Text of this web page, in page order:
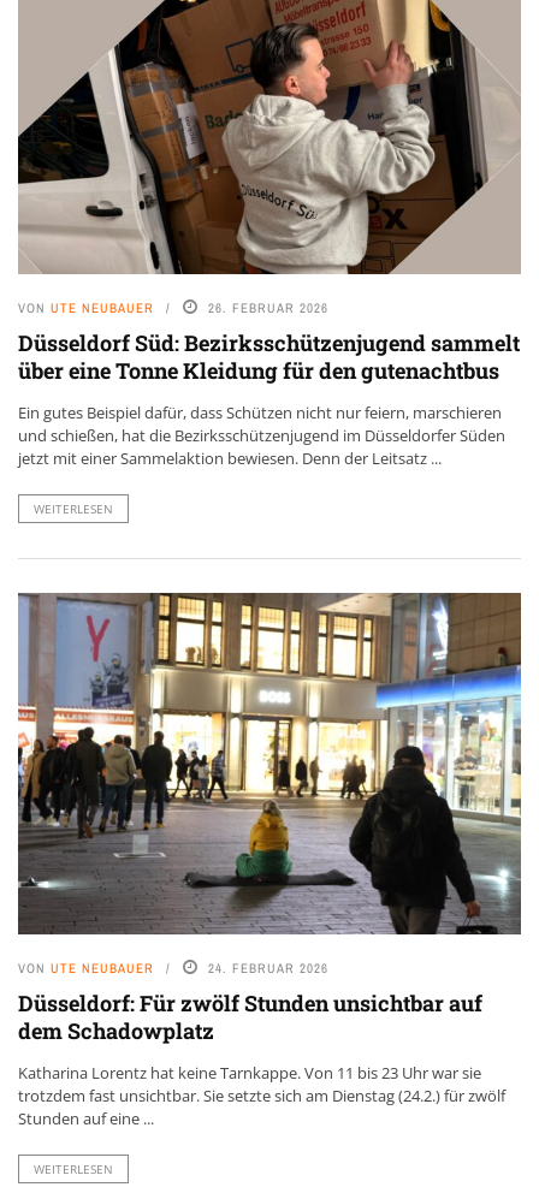
VON UTE NEUBAUER 26. FEBRUAR 2026
Düsseldorf Süd: Bezirksschützenjugend sammelt
über eine Tonne Kleidung für den gutenachtbus
Ein gutes Beispiel dafür, dass Schützen nicht nur feiern, marschieren
und schießen, hat die Bezirksschützenjugend im Düsseldorfer Süden
jetzt mit einer Sammelaktion bewiesen. Denn der Leitsatz ...
WEITERLESEN
VON UTE NEUBAUER 24. FEBRUAR 2026
Düsseldorf: Für zwölf Stunden unsichtbar auf
dem Schadowplatz
Katharina Lorentz hat keine Tarnkappe. Von 11 bis 23 Uhr war sie
trotzdem fast unsichtbar. Sie setzte sich am Dienstag (24.2.) für zwölf
Stunden auf eine ...
WEITERLESEN